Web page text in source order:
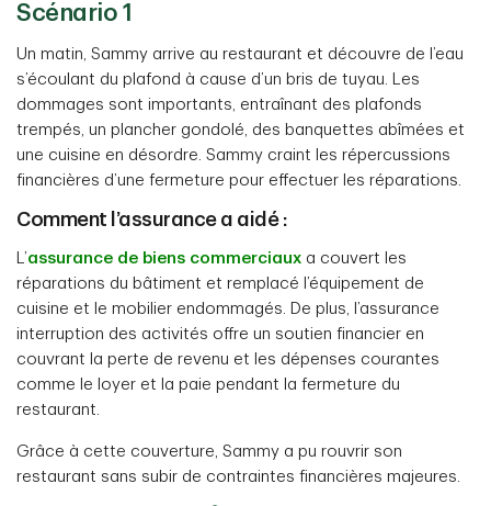
Scénario 1
Un matin, Sammy arrive au restaurant et découvre de l’eau
s’écoulant du plafond à cause d’un bris de tuyau. Les
dommages sont importants, entraînant des plafonds
trempés, un plancher gondolé, des banquettes abîmées et
une cuisine en désordre. Sammy craint les répercussions
financières d’une fermeture pour effectuer les réparations.
Comment l’assurance a aidé :
L’assurance de biens commerciaux a couvert les
réparations du bâtiment et remplacé l’équipement de
cuisine et le mobilier endommagés. De plus, l’assurance
interruption des activités offre un soutien financier en
couvrant la perte de revenu et les dépenses courantes
comme le loyer et la paie pendant la fermeture du
restaurant.
Grâce à cette couverture, Sammy a pu rouvrir son
restaurant sans subir de contraintes financières majeures.